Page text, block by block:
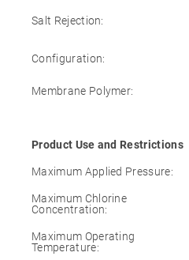
Salt Rejection:
Configuration:
Membrane Polymer:
Product Use and Restrictions
Maximum Applied Pressure:
Maximum Chlorine
Concentration:
Maximum Operating
Temperature: